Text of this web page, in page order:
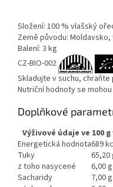
Složení: 100 % vlašský
Země původu: Moldavsko,
Balení: 3 kg
CZ-BIO-002
Skladujte v suchu,
Nutriční hodnoty se
Doplňkové
Výživové údaje ve 100
Energetická hodnota689
Tuky
65,20
z toho nasycené
6,00 g
Sacharidy
7,00 g